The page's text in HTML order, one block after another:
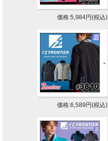
価格:5,984円(税込)
価格:6,589円(税込)